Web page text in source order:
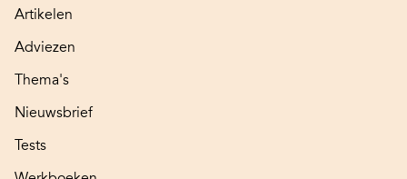
Artikelen
Adviezen
Thema's
Nieuwsbrief
Tests